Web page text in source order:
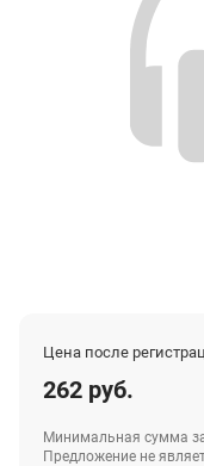
Цена после
262 руб.
Минимальная сумма
Предложение не